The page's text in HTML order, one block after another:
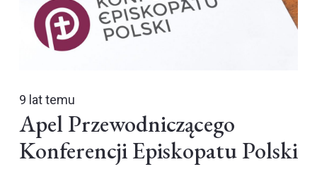
9 lat temu
Apel Przewodniczącego
Konferencji Episkopatu Polski